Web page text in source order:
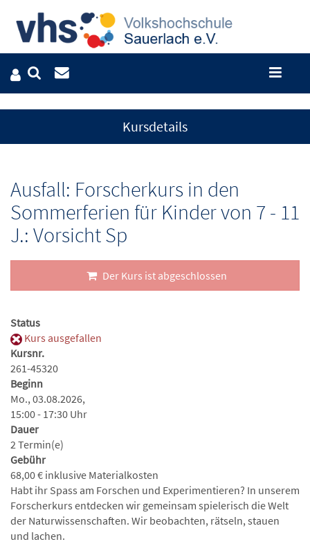
Kursdetails
Ausfall: Forscherkurs in den
Sommerferien für Kinder von 7 - 11
J.: Vorsicht Sp
Der Kurs ist abgeschlossen
Status
Kurs ausgefallen
Kursnr.
261-45320
Beginn
Mo., 03.08.2026,
15:00 - 17:30 Uhr
Dauer
2 Termin(e)
Gebühr
68,00 € inklusive Materialkosten
Habt ihr Spass am Forschen und Experimentieren? In unserem
Forscherkurs entdecken wir gemeinsam spielerisch die Welt
der Naturwissenschaften. Wir beobachten, rätseln, stauen
und lachen.